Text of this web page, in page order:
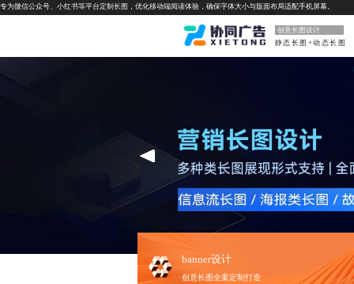
专为微信公众号、小红书等平台定制长图，优化移动端阅读体验，确保字体大小与版面布局适配手机屏幕。
创意长图设计
静态长图+动态长图
banner设计
创意长图全案定制打造